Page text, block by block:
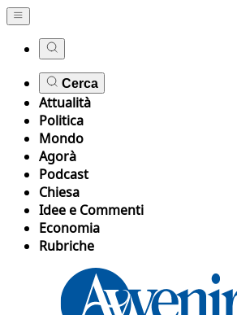
Cerca
Attualità
Politica
Mondo
Agorà
Podcast
Chiesa
Idee e Commenti
Economia
Rubriche